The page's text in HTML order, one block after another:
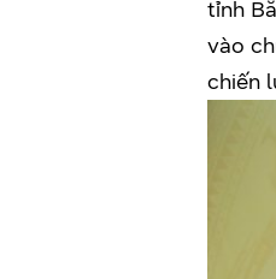
tỉnh
vào
chiến